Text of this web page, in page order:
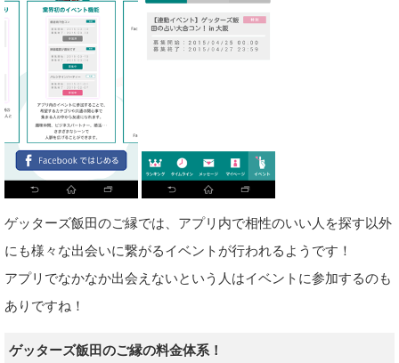
ゲッターズ飯田のご縁では、アプリ内で相性のいい人を探す以外
にも様々な出会いに繋がるイベントが行われるようです！
アプリでなかなか出会えないという人はイベントに参加するのも
ありですね！
ゲッターズ飯田のご縁の料金体系！